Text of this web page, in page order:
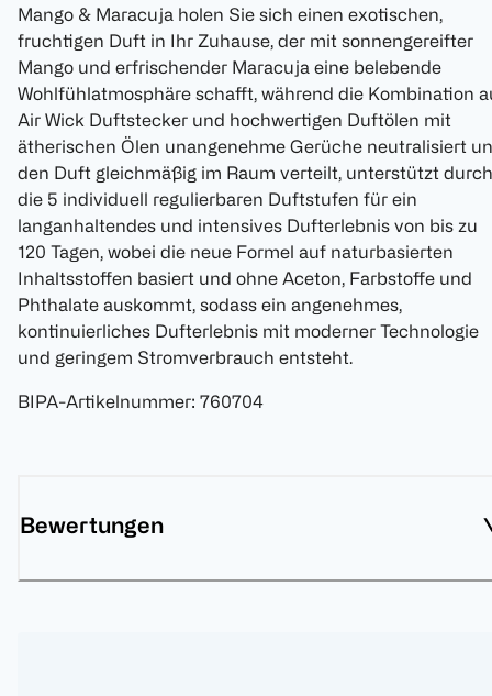
Mango & Maracuja holen Sie sich einen exotischen,
fruchtigen Duft in Ihr Zuhause, der mit sonnengereifter
Mango und erfrischender Maracuja eine belebende
Wohlfühlatmosphäre schafft, während die Kombination
Air Wick Duftstecker und hochwertigen Duftölen mit
ätherischen Ölen unangenehme Gerüche neutralisiert
den Duft gleichmäßig im Raum verteilt, unterstützt durch
die 5 individuell regulierbaren Duftstufen für ein
langanhaltendes und intensives Dufterlebnis von bis zu
120 Tagen, wobei die neue Formel auf naturbasierten
Inhaltsstoffen basiert und ohne Aceton, Farbstoffe und
Phthalate auskommt, sodass ein angenehmes,
kontinuierliches Dufterlebnis mit moderner Technologie
und geringem Stromverbrauch entsteht.
BIPA-Artikelnummer: 760704
Bewertungen